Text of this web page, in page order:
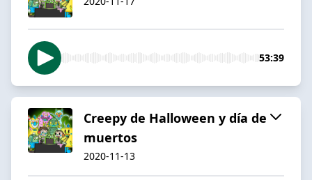
53:39
Creepy de Halloween y día de
muertos
2020-11-13